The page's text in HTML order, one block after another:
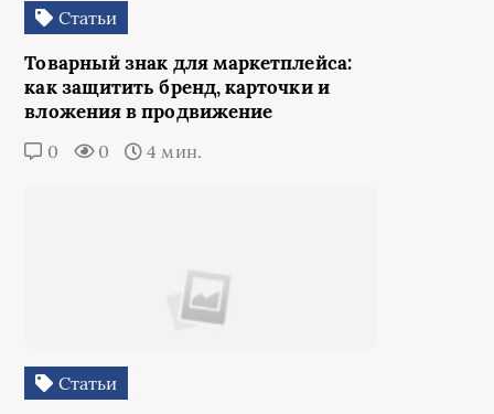
Статьи
Товарный знак для маркетплейса:
как защитить бренд, карточки и
вложения в продвижение
0 0 4 мин.
Статьи